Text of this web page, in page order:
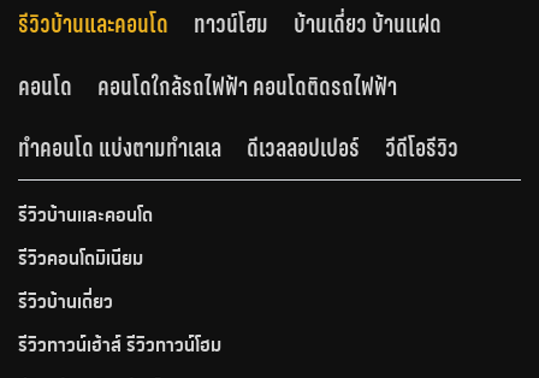
รีวิวบ้านและคอนโด ทาวน์โฮม
บ้านเดี่ยว บ้านแฝด
คอนโด
คอนโดใกล้รถไฟฟ้า คอนโดติดรถไฟฟ้า
ทำคอนโด แบ่งตามทำเลเล
ดีเวลลอปเปอร์ วีดีโอรีวิว
รีวิวบ้านและคอนโด
รีวิวคอนโดมิเนียม
รีวิวบ้านเดี่ยว
รีวิวทาวน์เฮ้าส์ รีวิวทาวน์โฮม